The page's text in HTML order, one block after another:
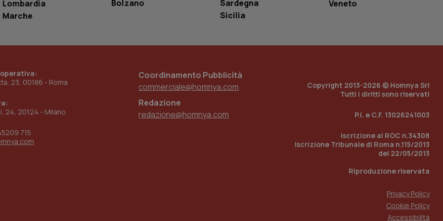
Lombardia
Marche
Bolzano
Sardegna
Sicilia
Veneto
23, 00186 - Roma
24, 20124 - Milano
715
Coordinamento Pubblicità
commerciale@homnya.com
Redazione
redazione@homnya.com
Copyright 2013-2026 © Homnya Srl
Tutti i diritti sono riservati
P.I. e C.F. 13026241003
Iscrizione al ROC n.34308
Iscrizione Tribunale di Roma n.115/2013
del 22/05/2013
Riproduzione riservata
Privacy Policy
Cookie Policy
Accessibilità
sistema di tracking solo in caso di utenti loggato con identity